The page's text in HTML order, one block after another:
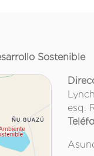
Sostenible
esq.